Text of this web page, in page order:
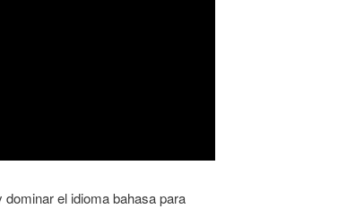
el idioma bahasa para